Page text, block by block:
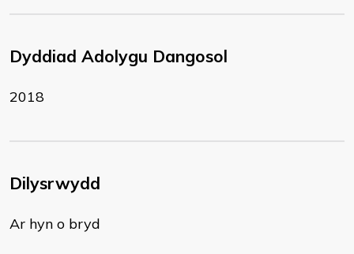
Dyddiad Adolygu Dangosol
2018
Dilysrwydd
Ar hyn o bryd